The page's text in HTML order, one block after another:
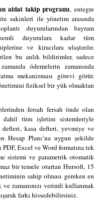
aidat takip programı, entegre
sakinleri ile yönetim arasında
duyurularından bayram
duyurulara kadar tüm
ve kiracılara ulaştırılır.
bu anlık bildirimler, sadece
ödemelerin zamanında
mekanizması görevi görür.
fiziksel bir yük olmaktan
fersah fersah önde olan
tüm işletim sistemleriyle
defteri, kasa defteri, yevmiye ve
Planı’na uygun şekilde
Excel ve Word formatına tek
sistemi ve parametrik otomatik
bir temele oturtan Hursoft, 15
sahip olması gereken en
zamanınızı verimli kullanmak
farkı hissedebilirsiniz.